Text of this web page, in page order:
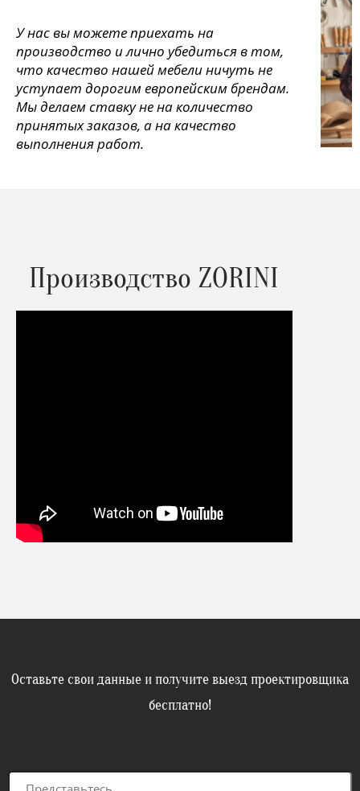
У нас вы можете приехать на
производство и лично убедиться в том,
что качество нашей мебели ничуть не
уступает дорогим европейским брендам.
Мы делаем ставку не на количество
принятых заказов, а на качество
выполнения работ.
Производство ZORINI
Оставьте свои данные и получите выезд проектировщика
бесплатно!